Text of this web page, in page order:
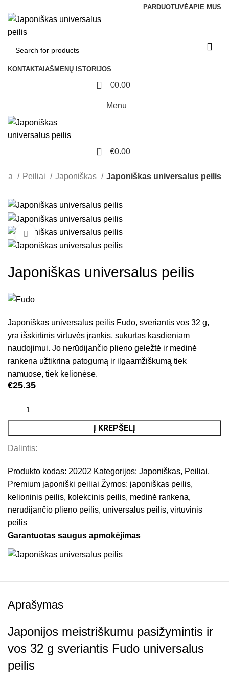
PARDUOTUVĖAPIE MUS
KONTAKTAI AŠMENŲ ISTORIJOS
0 €0.00
Menu
0 €0.00
Peiliai Japoniškas Japoniškas universalus peilis
Click to enlarge
Japoniškas universalus peilis
Japoniškas universalus peilis Fudo, sveriantis vos 32 g,
yra išskirtinis virtuvės įrankis, sukurtas kasdieniam
naudojimui. Jo nerūdijančio plieno geležtė ir medinė
rankena užtikrina patogumą ir ilgaamžiškumą tiek
namuose, tiek kelionėse.
€25.35
Į KREPŠELĮ
Dalintis:
Produkto kodas: 20202 Kategorijos: Japoniškas, Peiliai,
Premium japoniški peiliai Žymos: japoniškas peilis,
kelioninis peilis, kolekcinis peilis, medinė rankena,
nerūdijančio plieno peilis, universalus peilis, virtuvinis
peilis
Garantuotas saugus apmokėjimas
Aprašymas
Japonijos meistriškumu pasižymintis ir
vos 32 g sveriantis Fudo universalus
peilis